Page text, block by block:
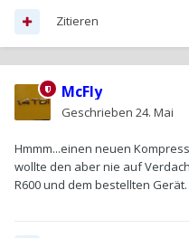
Zitieren
McFly
Geschrieben 24. Mai
Hmmm...einen neuen
wollte den aber nie auf
R600 und dem bestellten Gerät.